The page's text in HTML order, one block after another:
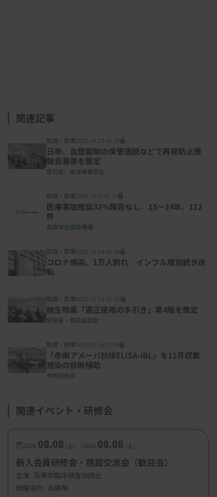
関連記事
制度・政策2025.10.29 06:30
日赤、血漿製剤の保管逸脱などで再発防止策
報告基準を策定
厚労省、血液事業部会
制度・政策2025.10.31 05:30
医療事故推奨32％報告なし 15～24年、112
件
医療安全調査機構
制度・政策2025.10.29 05:30
コロナ感染、1万人割れ インフル増加続き逆
転
制度・政策2025.10.29 05:00
微生物薬「適正使用の手引き」第4版を策定
厚労省・感染症部会
制度・政策2025.10.24 07:00
「赤痢アメーバ抗体ELISA-IBL」を11月収載
感染の診断補助
中医協総会
関連イベント・研修会
2026. 08.08（土） -2026. 08.08（土）
新入会員研修会・施設交流会（歓迎会）
主催 : 兵庫県臨床検査技師会
開催場所 : 兵庫県